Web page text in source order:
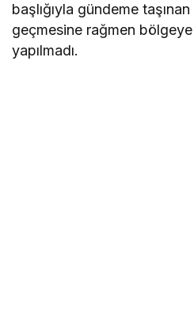
başlığıyla gündeme
geçmesine rağmen
yapılmadı.